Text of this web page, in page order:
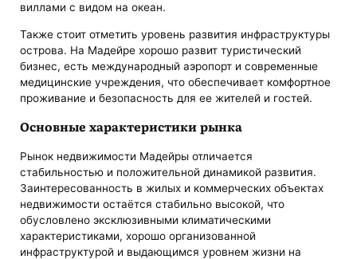
виллами с видом на океан.
Также стоит отметить уровень развития инфраструктуры
острова. На Мадейре хорошо развит туристический
бизнес, есть международный аэропорт и современные
медицинские учреждения, что обеспечивает комфортное
проживание и безопасность для ее жителей и гостей.
Основные характеристики рынка
Рынок недвижимости Мадейры отличается
стабильностью и положительной динамикой развития.
Заинтересованность в жилых и коммерческих объектах
недвижимости остаётся стабильно высокой, что
обусловлено эксклюзивными климатическими
характеристиками, хорошо организованной
инфраструктурой и выдающимся уровнем жизни на